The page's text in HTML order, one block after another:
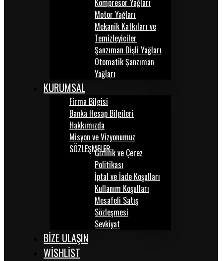
Kompresör Yağları
Motor Yağları
Mekanik Katkıları ve
Temizleyiciler
Şanzıman Dişli Yağları
Otomatik Şanzıman
Yağları
KURUMSAL
Firma Bilgisi
Banka Hesap Bilgileri
Hakkımızda
Misyon ve Vizyonumuz
SÖZLEŞMELERGizlilik ve Çerez
Politikası
İptal ve İade Koşulları
Kullanım Koşulları
Mesafeli Satış
Sözleşmesi
Sevkiyat
BİZE ULAŞIN
WISHLIST